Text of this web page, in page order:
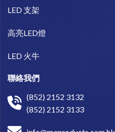
LED 支架
高亮LED燈
LED 火牛
聯絡我們
(852) 2152 3132
(852) 2152 3133